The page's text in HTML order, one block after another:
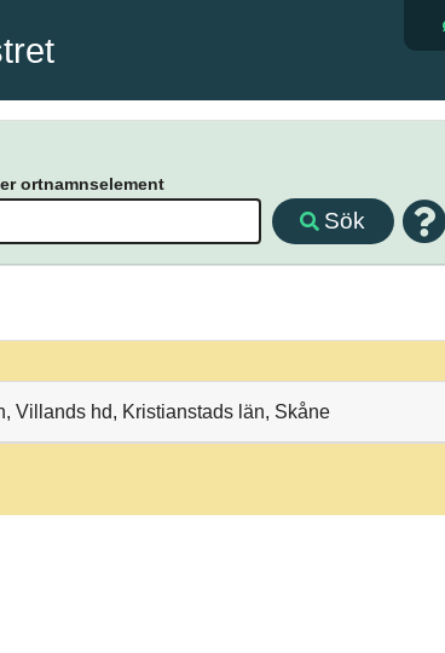
ortnamnselement
Sök
Villands hd, Kristianstads län, Skåne